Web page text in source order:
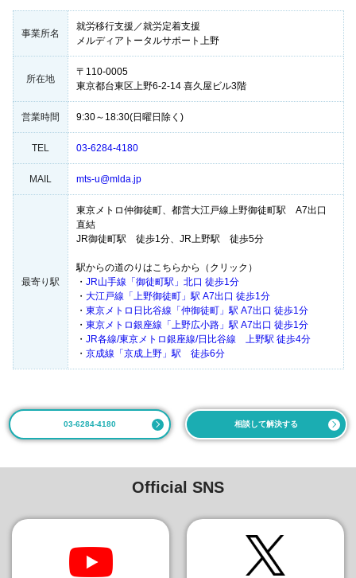
事業所名
就労移行支援／就労定着支援
メルディアトータルサポート上野
所在地
〒110-0005
東京都台東区上野6-2-14 喜久屋ビル3階
営業時間 9:30～18:30(日曜日除く)
TEL 03-6284-4180
MAIL mts-u@mlda.jp
最寄り駅
東京メトロ仲御徒町、都営大江戸線上野御徒町駅 A7出口
直結
JR御徒町駅 徒歩1分、JR上野駅 徒歩5分
駅からの道のりはこちらから（クリック）
・ JR山手線「御徒町駅」北口 徒歩1分
・ 大江戸線「上野御徒町」駅 A7出口 徒歩1分
・ 東京メトロ日比谷線「仲御徒町」駅 A7出口 徒歩1分
・ 東京メトロ銀座線「上野広小路」駅 A7出口 徒歩1分
・ JR各線/東京メトロ銀座線/日比谷線 上野駅 徒歩4分
・ 京成線「京成上野」駅 徒歩6分
03-6284-4180 相談して解決する
Official SNS